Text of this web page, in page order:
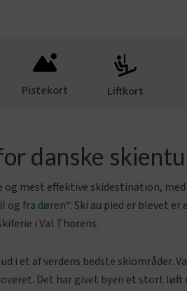
Pistekort Liftkort
danske
mest effektive skidestination,
og fra døren“. Ski au pied er blevet
i Val Thorens.
i et af verdens bedste skiområder.
Det har givet byen et stort